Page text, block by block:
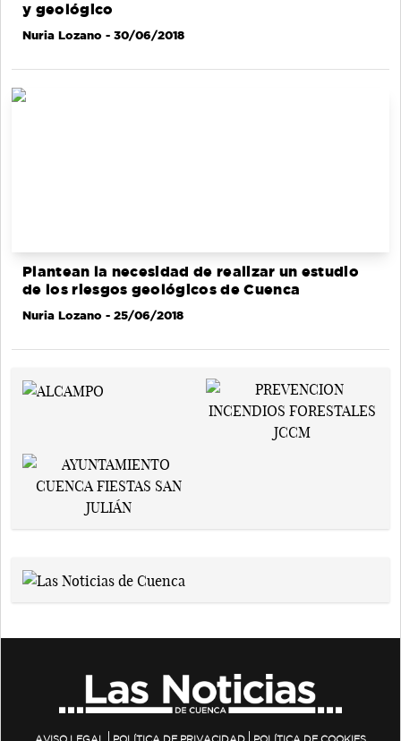
y geológico
Nuria Lozano - 30/06/2018
Plantean la necesidad de realizar un estudio
de los riesgos geológicos de Cuenca
Nuria Lozano - 25/06/2018